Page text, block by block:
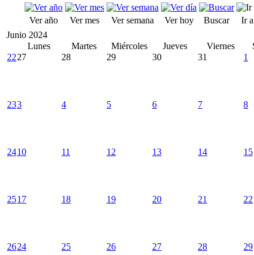
Ver año Ver mes Ver semana Ver hoy Buscar
Ir
Junio 2024
Lunes
Martes Miércoles Jueves Viernes
2227 28 29 30 31 1
233 4 5 6 7 8
2410 11 12 13 14 15
2517 18 19 20 21 22
2624 25 26 27 28 29